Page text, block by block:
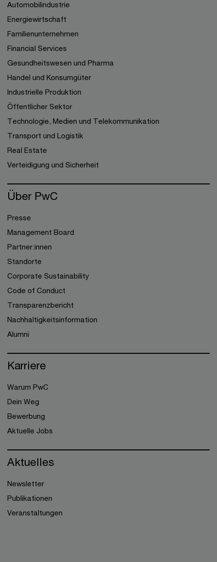
Automobilindustrie
Energiewirtschaft
Familienunternehmen
Financial Services
Gesundheitswesen und Pharma
Handel und Konsumgüter
Industrielle Produktion
Öffentlicher Sektor
Technologie, Medien und Telekommunikation
Transport und Logistik
Real Estate
Verteidigung und Sicherheit
Über PwC
Presse
Management Board
Partner:innen
Standorte
Corporate Sustainability
Code of Conduct
Transparenzbericht
Nachhaltigkeitsinformation
Alumni
Karriere
Warum PwC
Dein Weg
Bewerbung
Aktuelle Jobs
Aktuelles
Newsletter
Publikationen
Veranstaltungen